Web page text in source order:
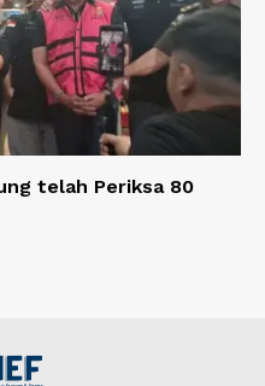
telah Periksa 80